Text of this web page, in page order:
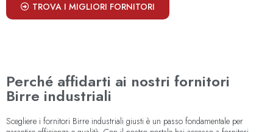
TROVA I MIGLIORI FORNITORI
Perché affidarti ai nostri fornitori
Birre industriali
Scegliere i fornitori Birre industriali giusti è un passo fondamentale per